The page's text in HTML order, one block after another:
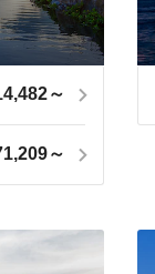
～
～